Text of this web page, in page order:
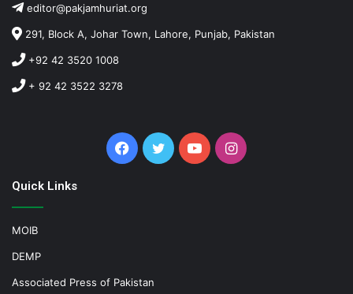
editor@pakjamhuriat.org
291, Block A, Johar Town, Lahore, Punjab, Pakistan
+92 42 3520 1008
+ 92 42 3522 3278
Facebook
TwitterYouTubeInstagram
Quick Links
MOIB
DEMP
Associated Press of Pakistan